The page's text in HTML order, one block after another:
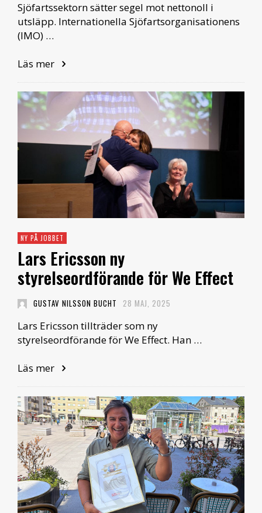
Sjöfartssektorn sätter segel mot nettonoll i
utsläpp. Internationella Sjöfartsorganisationens
(IMO) …
Läs mer
NY PÅ JOBBET
Lars Ericsson ny
styrelseordförande för We Effect
GUSTAV NILSSON BUCHT 28 MAJ, 2025
Lars Ericsson tillträder som ny
styrelseordförande för We Effect. Han …
Läs mer